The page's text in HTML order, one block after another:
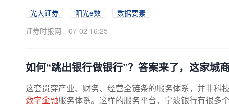
光大证券 阳光e数
数据要素
证券时报网
07-02 16:25
如何“跳出银行做银行”？答案来了，这家城
这套贯穿产业、财务、经营全链条的服务体系，并非科
数字金融服务体系。这样的服务平台，宁波银行有很多